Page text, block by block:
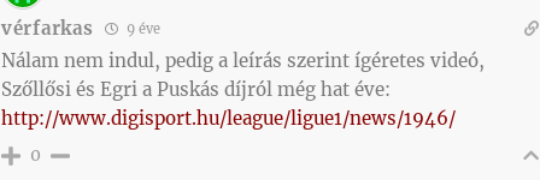
vérfarkas 9 éve
Nálam nem indul, pedig a leírás szerint ígéretes videó,
Szőllősi és Egri a Puskás díjról még hat éve:
http://www.digisport.hu/league/ligue1/news/1946/
0